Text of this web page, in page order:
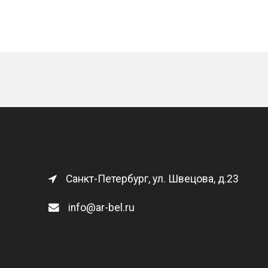
Санкт-Петербург, ул. Швецова, д.23
info@ar-bel.ru